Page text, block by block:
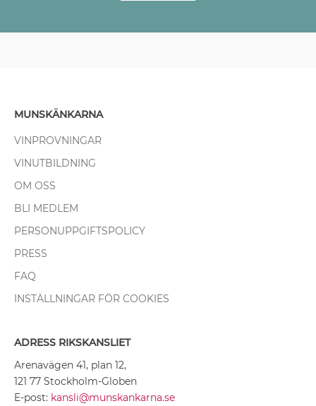
MUNSKÄNKARNA
VINPROVNINGAR
VINUTBILDNING
OM OSS
BLI MEDLEM
PERSONUPPGIFTSPOLICY
PRESS
FAQ
INSTÄLLNINGAR FÖR COOKIES
ADRESS RIKSKANSLIET
Arenavägen 41, plan 12,
121 77 Stockholm-Globen
E-post: kansli@munskankarna.se